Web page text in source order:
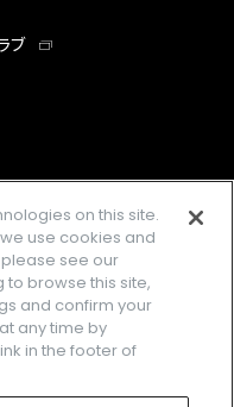
ブ
instagramtwitter
用規約
Settings
on this site.
use cookies and
see our
to browse this site,
and confirm your
any time by
in the footer of